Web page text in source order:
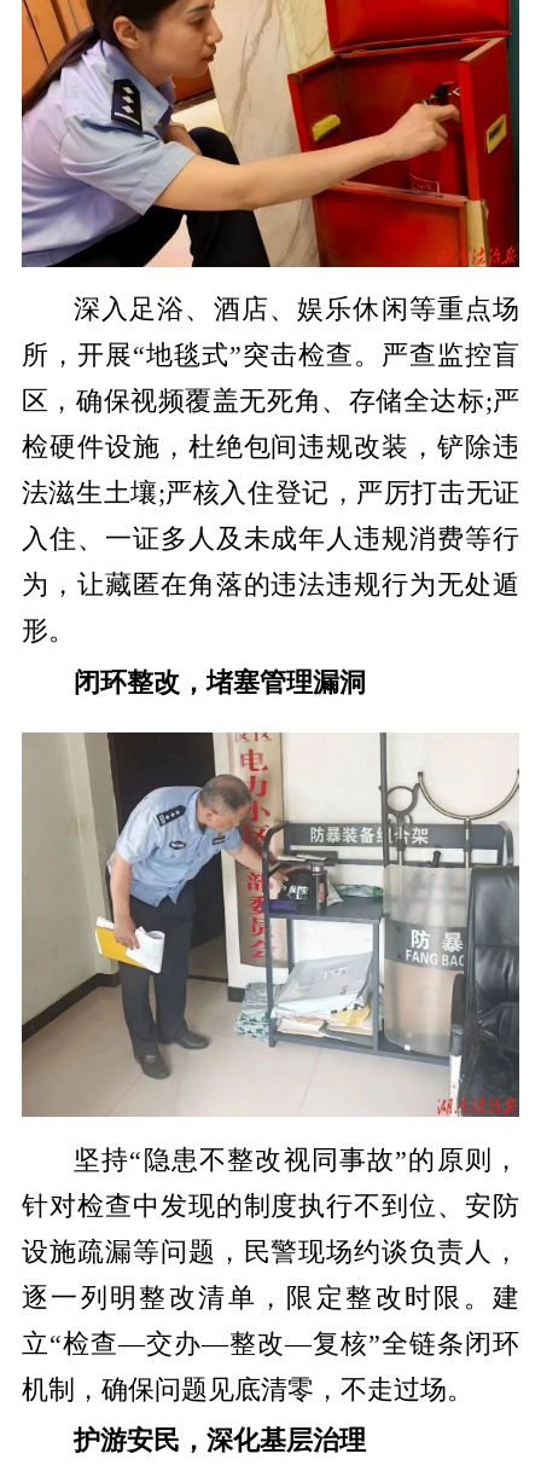
深入足浴、酒店、娱乐休闲等重点场
所，开展“地毯式”突击检查。严查监控盲
区，确保视频覆盖无死角、存储全达标;严
检硬件设施，杜绝包间违规改装，铲除违
法滋生土壤;严核入住登记，严厉打击无证
入住、一证多人及未成年人违规消费等行
为，让藏匿在角落的违法违规行为无处遁
形。
闭环整改，堵塞管理漏洞
坚持“隐患不整改视同事故”的原则，
针对检查中发现的制度执行不到位、安防
设施疏漏等问题，民警现场约谈负责人，
逐一列明整改清单，限定整改时限。建
立“检查—交办—整改—复核”全链条闭环
机制，确保问题见底清零，不走过场。
护游安民，深化基层治理